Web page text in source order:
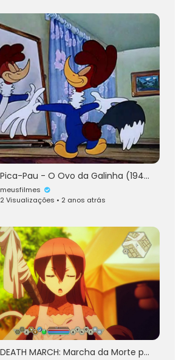
Pica-Pau - O Ovo da Galinha (1947)
meusfilmes
2 Visualizações • 2 anos atrás
DEATH MARCH: Marcha da Morte para a Rapsódia do Mundo Paralelo - Episódio 5 DUBLADO Português